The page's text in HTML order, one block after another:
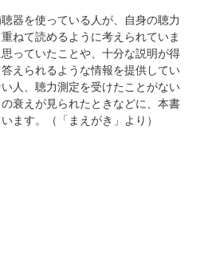
器を使っている人が、自身の聴力
ねて読めるように考えられていま
っていたことや、十分な説明が得
えられるような情報を提供してい
人、聴力測定を受けたことがない
衰えが見られたときなどに、本書
ます。（「まえがき」より）